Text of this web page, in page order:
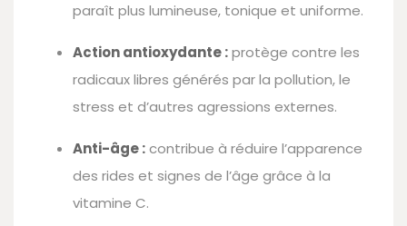
paraît plus lumineuse, tonique et uniforme.
Action antioxydante :protège contre les
radicaux libres générés par la pollution, le
stress et d’autres agressions externes.
Anti-âge :contribue à réduire l’apparence
des rides et signes de l’âge grâce à la
vitamine C.